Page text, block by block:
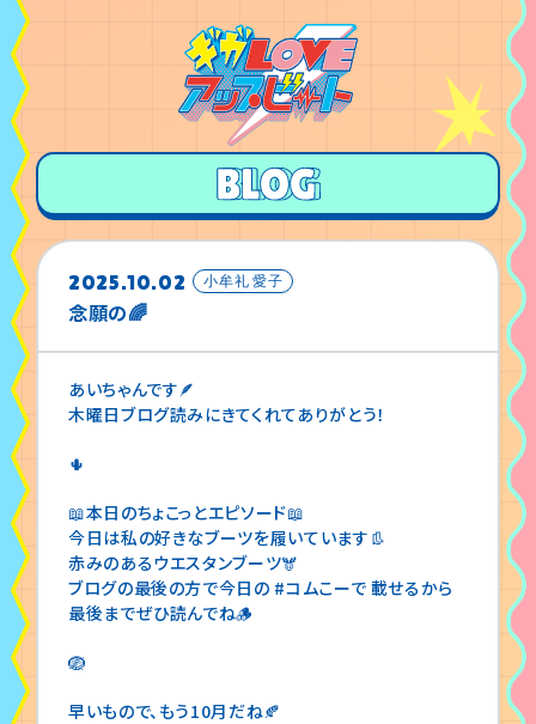
2025.10.02 小牟礼 愛子
念願の🌈
あいちゃんです🪶
木曜日ブログ読みにきてくれてありがとう！
🌵
📖本日のちょこっとエピソード📖
今日は私の好きなブーツを履いています👢
赤みのあるウエスタンブーツ🫎
ブログの最後の方で今日の #コムこーで 載せるから
最後までぜひ読んでね🪵
🪺
早いもので、もう10月だね🍂